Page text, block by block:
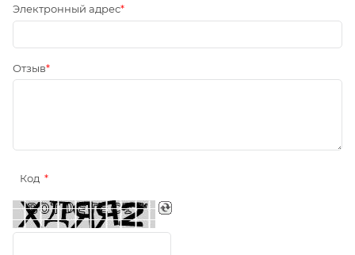
Электронный адрес
Отзыв
Код